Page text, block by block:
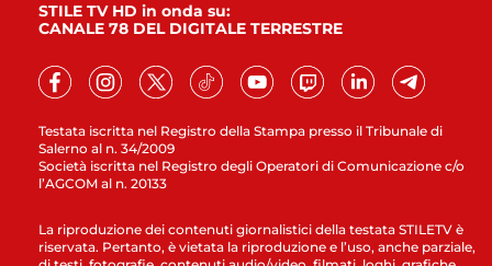
Testata iscritta nel Registro della Stampa presso il Tribunale di
Salerno al n. 34/2009
Società iscritta nel Registro degli Operatori di Comunicazione c/o
l’AGCOM al n. 20133
STILE TV HD in onda su:
CANALE 78 DEL DIGITALE TERRESTRE
La riproduzione dei contenuti giornalistici della testata STILETV è
riservata. Pertanto, è vietata la riproduzione e l’uso, anche parziale,